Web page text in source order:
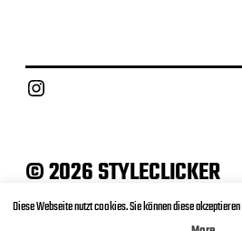
Instagram
© 2026 STYLECLICKER
Archive Contact Datenschutz
Diese Webseite nutzt cookies. Sie können diese